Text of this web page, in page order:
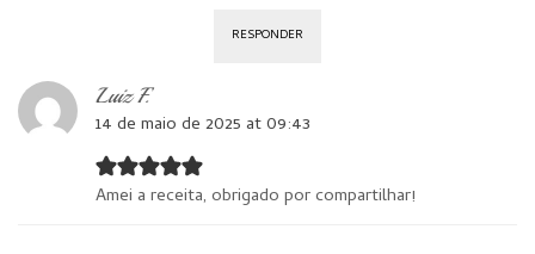
RESPONDER
Luiz F.
14 de maio de 2025 at 09:43
Amei a receita, obrigado por compartilhar!